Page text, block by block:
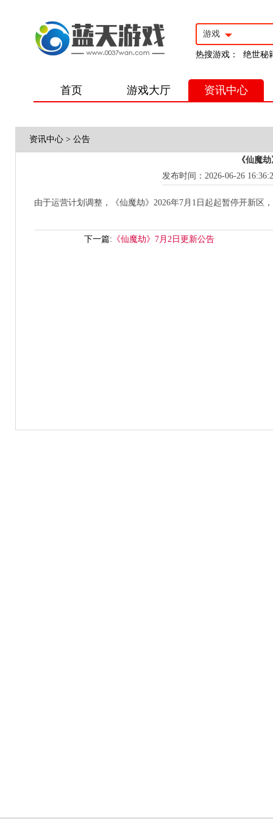
游戏
热搜游戏： 绝世秘
首页 游戏大厅 资讯中心
资讯中心 > 公告
《仙魔
发布时间：2026-06-26
由于运营计划调整，《仙魔劫》2026年7月1日起起暂停开新区
下一篇: 《仙魔劫》7月2日更新公告